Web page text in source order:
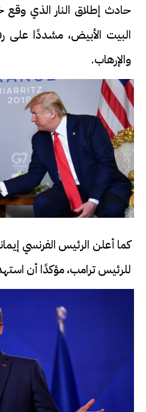
حادث إطلاق النار الذي
البيت الأبيض، مشددًا
والإرهاب.
كما أعلن الرئيس الفرنسي
للرئيس ترامب، مؤكدًا أن